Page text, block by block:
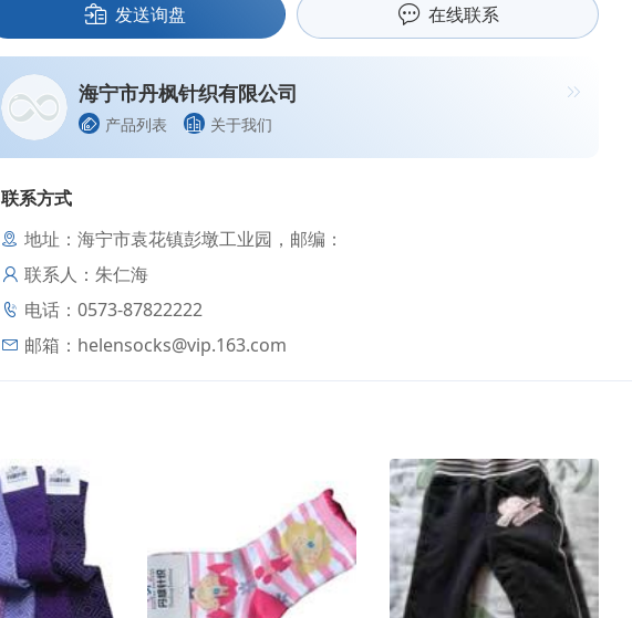
发送询盘 在线联系
海宁市丹枫针织有限公司
产品列表 关于我们
联系方式
地址：海宁市袁花镇彭墩工业园，邮编：
联系人：朱仁海
电话：0573-87822222
邮箱： helensocks@vip.163.com